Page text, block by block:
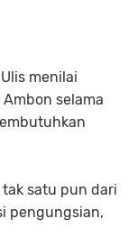
menilai
selama
satu pun dari
pengungsian,